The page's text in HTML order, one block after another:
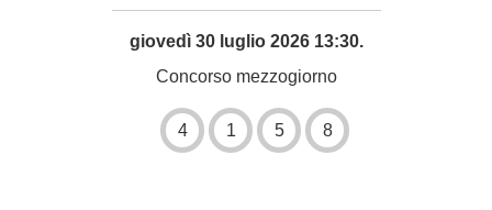
giovedì 30 luglio 2026 13:30.
Concorso mezzogiorno
4 1 5 8